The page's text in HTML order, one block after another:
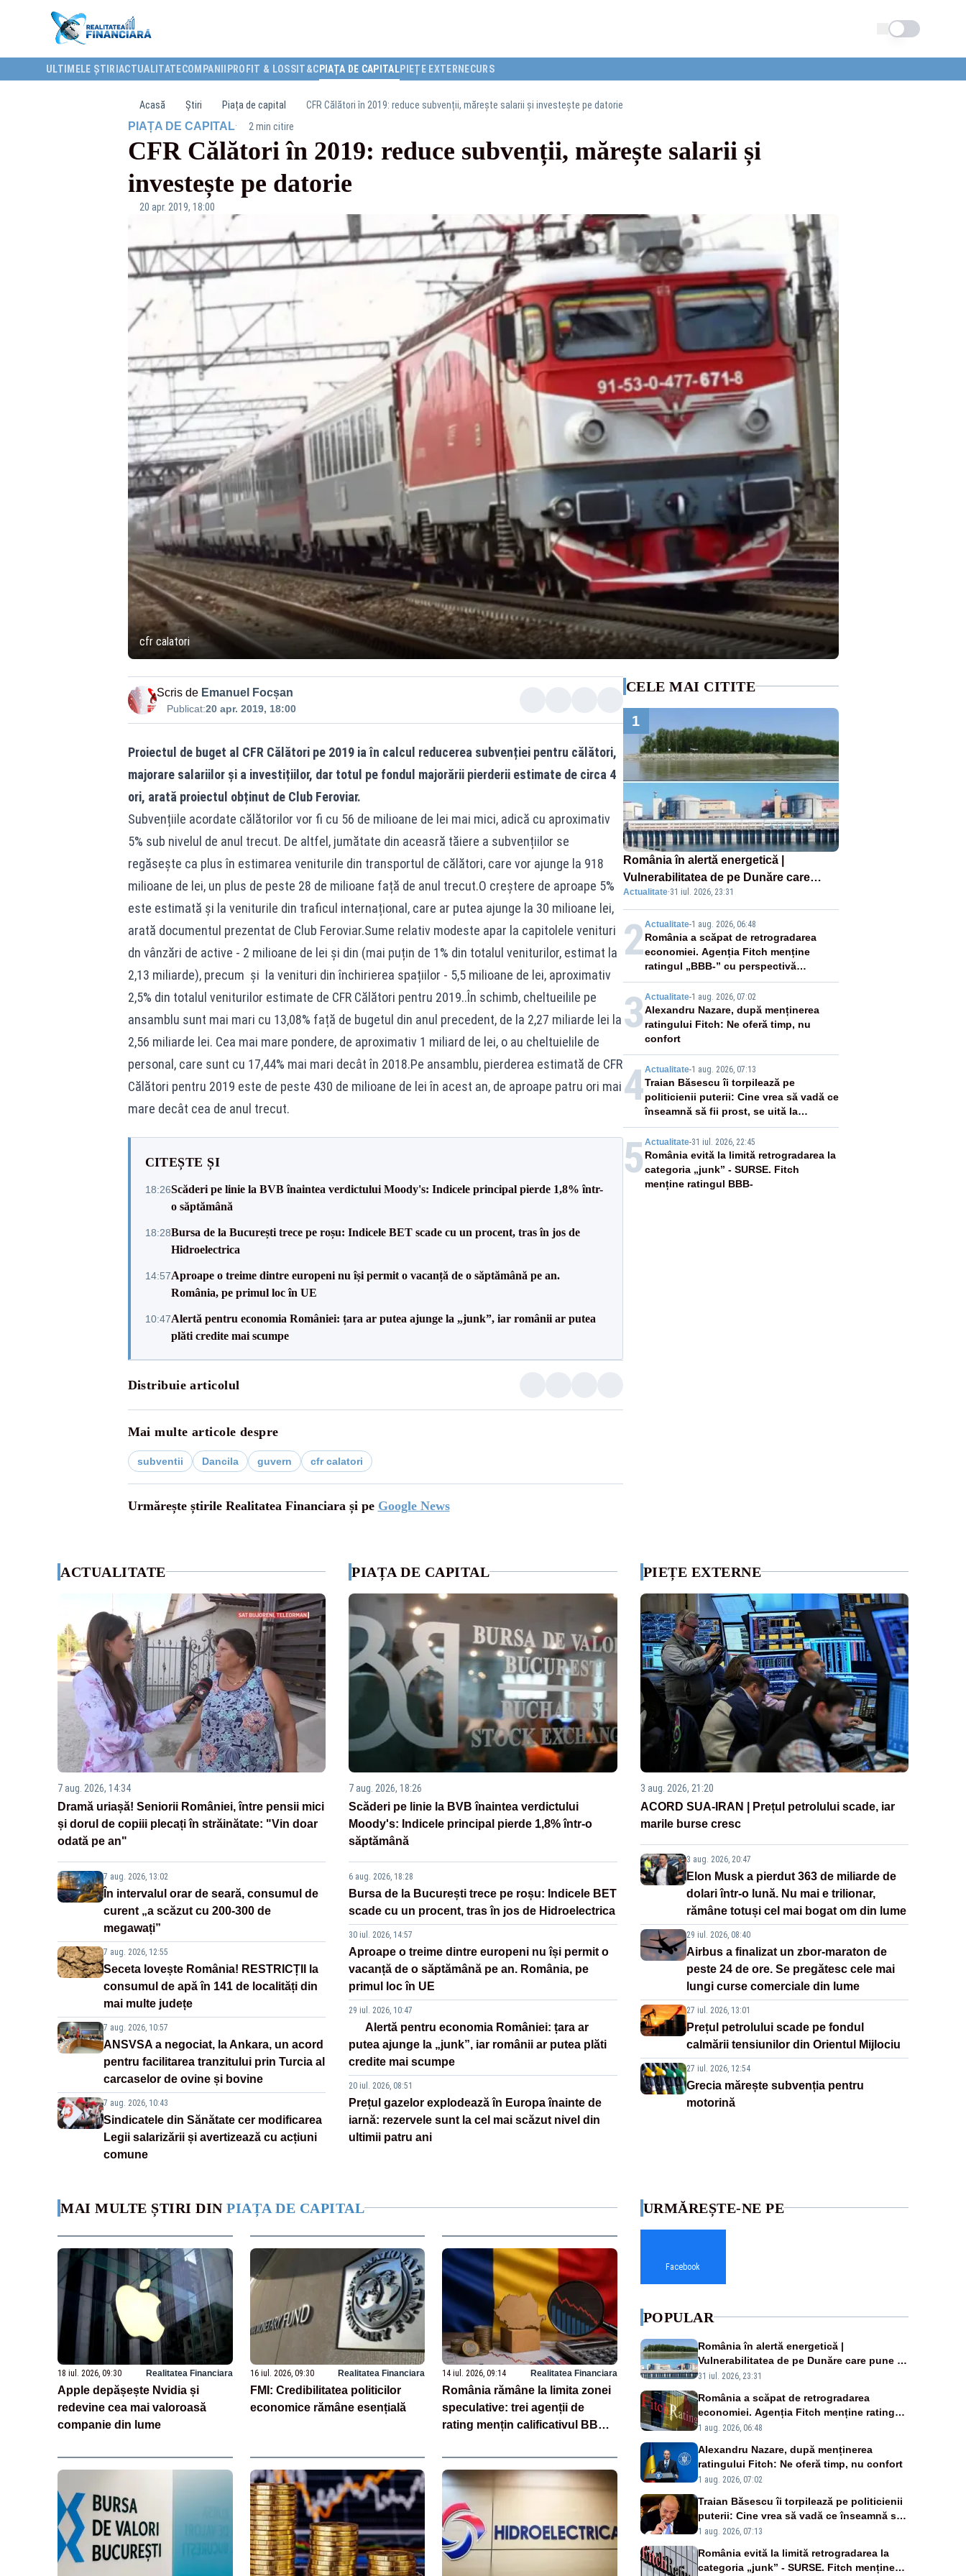
Schimba tema
ULTIMELE ȘTIRI ACTUALITATECOMPANII PROFIT & LOSS IT&C PIAȚA DE CAPITALPIEȚE EXTERNECURS
Acasă Știri Piața de capital CFR Călători în 2019: reduce subvenții, mărește salarii și investește pe datorie
PIAȚA DE CAPITAL· 2 min citire
CFR Călători în 2019: reduce subvenții, mărește salarii și
investește pe datorie
20 apr. 2019, 18:00
cfr calatori
Scris de Emanuel Focșan
Publicat:20 apr. 2019, 18:00
Proiectul de buget al CFR Călători pe 2019 ia în calcul reducerea subvenției pentru călători,
majorare salariilor și a investițiilor, dar totul pe fondul majorării pierderii estimate de circa 4
ori, arată proiectul obținut de Club Feroviar.
Subvențiile acordate călătorilor vor fi cu 56 de milioane de lei mai mici, adică cu aproximativ
5% sub nivelul de anul trecut. De altfel, jumătate din aceasră tăiere a subvențiilor se
regăsește ca plus în estimarea veniturile din transportul de călători, care vor ajunge la 918
milioane de lei, un plus de peste 28 de milioane față de anul trecut.O creștere de aproape 5%
este estimată și la veniturile din traficul internațional, care ar putea ajunge la 30 milioane lei,
arată documentul prezentat de Club Feroviar.Sume relativ modeste apar la capitolele venituri
dn vânzări de active - 2 milioane de lei și din (mai puțin de 1% din totalul veniturilor, estimat la
2,13 miliarde), precum și la venituri din închirierea spațiilor - 5,5 milioane de lei, aproximativ
2,5% din totalul veniturilor estimate de CFR Călători pentru 2019..În schimb, cheltueilile pe
ansamblu sunt mai mari cu 13,08% față de bugetul din anul precedent, de la 2,27 miliarde lei la
2,56 miliarde lei. Cea mai mare pondere, de aproximativ 1 miliard de lei, o au cheltuielile de
personal, care sunt cu 17,44% mai mari decât în 2018.Pe ansamblu, pierderea estimată de CFR
Călători pentru 2019 este de peste 430 de milioane de lei în acest an, de aproape patru ori mai
mare decât cea de anul trecut.
CITEȘTE ȘI
18:26Scăderi pe linie la BVB înaintea verdictului Moody's: Indicele principal pierde 1,8% într-
o săptămână
18:28Bursa de la București trece pe roșu: Indicele BET scade cu un procent, tras în jos de
Hidroelectrica
14:57Aproape o treime dintre europeni nu își permit o vacanță de o săptămână pe an.
România, pe primul loc în UE
10:47Alertă pentru economia României: țara ar putea ajunge la „junk”, iar românii ar putea
plăti credite mai scumpe
Distribuie articolul
Mai multe articole despre
subventii Dancila guvern cfr calatori
Urmărește știrile Realitatea Financiara și pe Google News
CELE MAI CITITE
1
România în alertă energetică |
Vulnerabilitatea de pe Dunăre care
pune în pericol Centrala Cernavodă era
cunoscută de pe vremea lui Ceaușescu
Actualitate·31 iul. 2026, 23:31
2Actualitate-1 aug. 2026, 06:48
România a scăpat de retrogradarea
economiei. Agenția Fitch menține
ratingul „BBB-” cu perspectivă
negativă
3 Actualitate-1 aug. 2026, 07:02
Alexandru Nazare, după menținerea
ratingului Fitch: Ne oferă timp, nu
confort
4Actualitate-1 aug. 2026, 07:13
Traian Băsescu îi torpilează pe
politicienii puterii: Cine vrea să vadă ce
înseamnă să fii prost, se uită la
România
5 Actualitate-31 iul. 2026, 22:45
România evită la limită retrogradarea la
categoria „junk” - SURSE. Fitch
menține ratingul BBB-
ACTUALITATE
7 aug. 2026, 14:34
Dramă uriașă! Seniorii României, între pensii mici
și dorul de copiii plecați în străinătate: "Vin doar
odată pe an"
7 aug. 2026, 13:02
În intervalul orar de seară, consumul de
curent „a scăzut cu 200-300 de
megawați”
7 aug. 2026, 12:55
Seceta lovește România! RESTRICȚII la
consumul de apă în 141 de localități din
mai multe județe
7 aug. 2026, 10:57
ANSVSA a negociat, la Ankara, un acord
pentru facilitarea tranzitului prin Turcia al
carcaselor de ovine și bovine
7 aug. 2026, 10:43
Sindicatele din Sănătate cer modificarea
Legii salarizării și avertizează cu acțiuni
comune
PIAȚA DE CAPITAL
7 aug. 2026, 18:26
Scăderi pe linie la BVB înaintea verdictului
Moody's: Indicele principal pierde 1,8% într-o
săptămână
6 aug. 2026, 18:28
Bursa de la București trece pe roșu: Indicele BET
scade cu un procent, tras în jos de Hidroelectrica
30 iul. 2026, 14:57
Aproape o treime dintre europeni nu își permit o
vacanță de o săptămână pe an. România, pe
primul loc în UE
29 iul. 2026, 10:47
Alertă pentru economia României: țara ar
putea ajunge la „junk”, iar românii ar putea plăti
credite mai scumpe
20 iul. 2026, 08:51
Prețul gazelor explodează în Europa înainte de
iarnă: rezervele sunt la cel mai scăzut nivel din
ultimii patru ani
PIEȚE EXTERNE
3 aug. 2026, 21:20
ACORD SUA-IRAN | Prețul petrolului scade, iar
marile burse cresc
3 aug. 2026, 20:47
Elon Musk a pierdut 363 de miliarde de
dolari într-o lună. Nu mai e trilionar,
rămâne totuși cel mai bogat om din lume
29 iul. 2026, 08:40
Airbus a finalizat un zbor-maraton de
peste 24 de ore. Se pregătesc cele mai
lungi curse comerciale din lume
27 iul. 2026, 13:01
Prețul petrolului scade pe fondul
calmării tensiunilor din Orientul Mijlociu
27 iul. 2026, 12:54
Grecia mărește subvenția pentru
motorină
MAI MULTE ȘTIRI DIN PIAȚA DE CAPITAL
18 iul. 2026, 09:30 Realitatea Financiara
Apple depășește Nvidia și
redevine cea mai valoroasă
companie din lume
16 iul. 2026, 09:30 Realitatea Financiara
FMI: Credibilitatea politicilor
economice rămâne esențială
14 iul. 2026, 09:14 Realitatea Financiara
România rămâne la limita zonei
speculative: trei agenții de
rating mențin calificativul BBB
URMĂREȘTE-NE PE
Facebook
POPULAR
România în alertă energetică |
Vulnerabilitatea de pe Dunăre care pune în
pericol Centrala Cernavodă era cunoscută
31 iul. 2026, 23:31
România a scăpat de retrogradarea
economiei. Agenția Fitch menține ratingul
„BBB-” cu perspectivă negativă
1 aug. 2026, 06:48
Alexandru Nazare, după menținerea
ratingului Fitch: Ne oferă timp, nu confort
1 aug. 2026, 07:02
Traian Băsescu îi torpilează pe politicienii
puterii: Cine vrea să vadă ce înseamnă să
fii prost, se uită la România
1 aug. 2026, 07:13
România evită la limită retrogradarea la
categoria „junk” - SURSE. Fitch menține